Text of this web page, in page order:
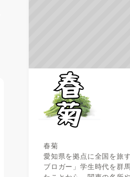
春菊
愛知県を拠点に全国を旅
ブロガー」学生時代を群